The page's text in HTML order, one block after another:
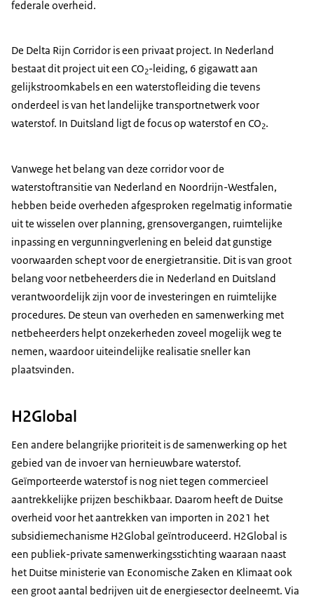
federale overheid.
De Delta Rijn Corridor is een privaat project. In Nederland
bestaat dit project uit een CO2-leiding, 6 gigawatt aan
gelijkstroomkabels en een waterstofleiding die tevens
onderdeel is van het landelijke transportnetwerk voor
waterstof. In Duitsland ligt de focus op waterstof en CO2.
Vanwege het belang van deze corridor voor de
waterstoftransitie van Nederland en Noordrijn-Westfalen,
hebben beide overheden afgesproken regelmatig informatie
uit te wisselen over planning, grensovergangen, ruimtelijke
inpassing en vergunningverlening en beleid dat gunstige
voorwaarden schept voor de energietransitie. Dit is van groot
belang voor netbeheerders die in Nederland en Duitsland
verantwoordelijk zijn voor de investeringen en ruimtelijke
procedures. De steun van overheden en samenwerking met
netbeheerders helpt onzekerheden zoveel mogelijk weg te
nemen, waardoor uiteindelijke realisatie sneller kan
plaatsvinden.
H2Global
Een andere belangrijke prioriteit is de samenwerking op het
gebied van de invoer van hernieuwbare waterstof.
Geïmporteerde waterstof is nog niet tegen commercieel
aantrekkelijke prijzen beschikbaar. Daarom heeft de Duitse
overheid voor het aantrekken van importen in 2021 het
subsidiemechanisme H2Global geïntroduceerd. H2Global is
een publiek-private samenwerkingsstichting waaraan naast
het Duitse ministerie van Economische Zaken en Klimaat ook
een groot aantal bedrijven uit de energiesector deelneemt. Via